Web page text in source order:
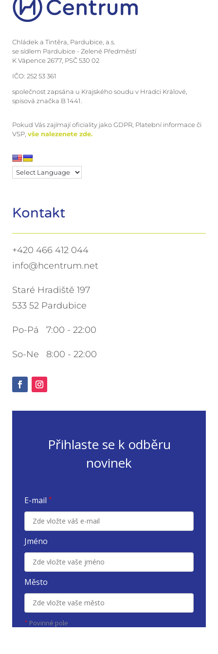
Chládek a Tintěra, Pardubice, a.s.
se sídlem Pardubice - Zelené Předměstí
K Vápence 2677, PSČ 530 02
IČO: 252 53 361
společnost zapsána u Krajského soudu v Hradci Králové,
spisová značka B 1441.
Pokud Vás zajímají oficiality jako GDPR, Platební informace či
VSP, vše nalezenete zde.
Kontakt
+420 466 412 044
info@hcentrum.net
Staré Hradiště 197
533 52 Pardubice
Po-Pá 7:00 - 22:00
So-Ne 8:00 - 22:00
Přihlaste se k odběru
novinek
E-mail *
Jméno
Město
* Povinné pole